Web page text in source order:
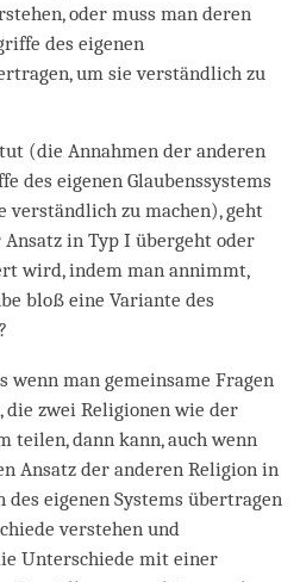
oder muss man deren
des eigenen
um sie verständlich zu
(die Annahmen der anderen
des eigenen Glaubenssystems
verständlich zu machen), geht
Ansatz in Typ I übergeht oder
wird, indem man annimmt,
bloß eine Variante des
wenn man gemeinsame Fragen
die zwei Religionen wie der
teilen, dann kann, auch wenn
Ansatz der anderen Religion in
des eigenen Systems übertragen
verstehen und
Unterschiede mit einer